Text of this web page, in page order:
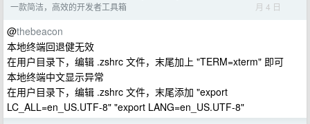
一款简洁，高效的开发者工具箱
月 4 日
@thebeacon
本地终端回退健无效
在用户目录下，编辑 .zshrc 文件，末尾加上 "TERM=xterm" 即可
本地终端中文显示异常
在用户目录下，编辑 .zshrc 文件，末尾添加 "export
LC_ALL=en_US.UTF-8" "export LANG=en_US.UTF-8"